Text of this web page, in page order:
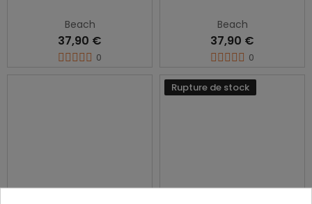
Beach
37,90 €
0
Beach
37,90 €
0
Rupture de stock